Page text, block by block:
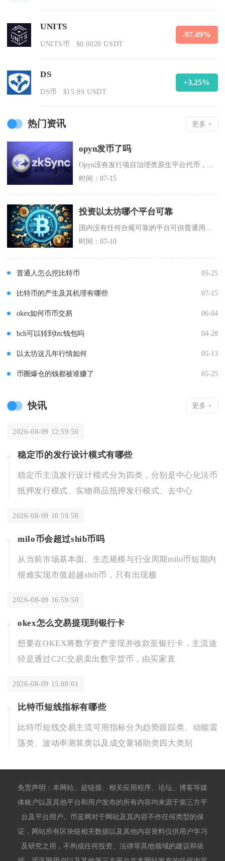
UNITS
UNITS币 $0.0020 USDT
-97.49%
DS
DS币 $15.89 USDT
+3.25%
热门资讯 更多 +
opyn发币了吗
时间：07-15
投资以太坊哪个平台可靠
国内没有任何合规可靠的平台可供普通用户投资以太坊，依托人民币出入金、面向国内用户运营的以太
时间：07-10
普通人怎么挖比特币 05-25
比特币的产生及其机理有哪些 07-15
okex如何币币交易 06-04
bch可以转到btc钱包吗 04-28
以太坊这几年行情如何 05-13
币圈爆仓的钱都被谁赚了 05-25
快讯 更多 +
2026-08-09 12:59:50
稳定币的发行设计模式有哪些
稳定币主流发行设计模式分为四类，分别是中心化法币
抵押发行模式、实物商品抵押发行模式、去中心
2026-08-09 10:59:58
milo币会超过shib币吗
从当前市场基本面、生态规模与行业周期milo币短期内
很难实现市值超越shib币，只有出现极
2026-08-09 16:59:50
okex怎么交易提现到银行卡
想要在OKEX将数字资产变现并收款至银行卡，主流途
径是通过C2C交易卖出数字货币，由买家直
2026-08-09 15:00:01
比特币短线指标有哪些
比特币短线交易主流可用指标分为趋势跟踪类、动能震
荡类、波动率测算类以及成交量辅助类四大类别
免责声明：本网站、超链接、相关应用程序、论坛、博客等媒
体账户以及其他平台和用户发布的所有内容均来源于第三方平
台及平台用户。币蓝网对于网站及其内容不作任何类型的保
证，网站所有区块链相关数据以及其他内容资料仅供用户学习
及研究之用，不构成任何投资、法律等其他领域的建议和依